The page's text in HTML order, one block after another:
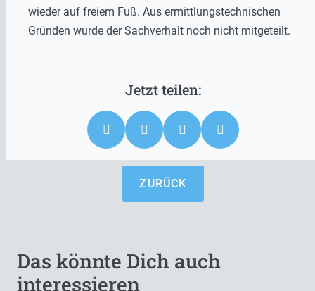
wieder auf freiem Fuß. Aus ermittlungstechnischen
Gründen wurde der Sachverhalt noch nicht mitgeteilt.
ZURÜCK
Das könnte Dich auch
interessieren